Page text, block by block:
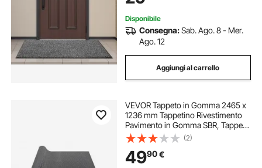
Grigio
Disponibile
Consegna:Sab. Ago. 8 - Mer.
Ago. 12
Aggiungi al carrello
VEVOR Tappeto in Gomma 2465 x
1236 mm Tappetino Rivestimento
Pavimento in Gomma SBR, Tappeto
Borchiato Spessore 3 mm Tappeto
Diamantato a Strappo, Tappeto
Antiscivolo per Garage, Magazzini,
Palestra
(2)
4990€